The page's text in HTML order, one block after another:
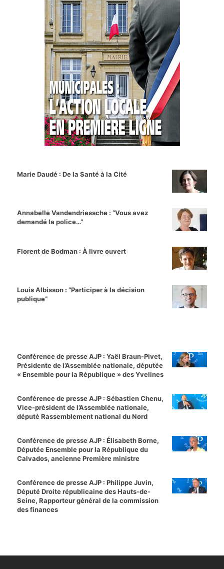
Marie Daudé : De la Santé à la Cité
Annabelle Vandendriessche : “Vous avez
demandé la police…”
Florent de Bodman : À livre ouvert
Louis Albisson : “Participer à la décision
publique”
Conférence de presse AJP : Yaël Braun-Pivet,
Présidente de l’Assemblée nationale, députée
« Ensemble pour la République » des Yvelines
Conférence de presse AJP : Sébastien Chenu,
Vice-président de l’Assemblée nationale,
député Rassemblement national du Nord
Conférence de presse AJP : Élisabeth Borne,
Députée Ensemble pour la République du
Calvados, ancienne Première ministre
Conférence de presse AJP : Philippe Juvin,
Député Droite républicaine des Hauts-de-
Seine, Rapporteur général de la commission
des finances